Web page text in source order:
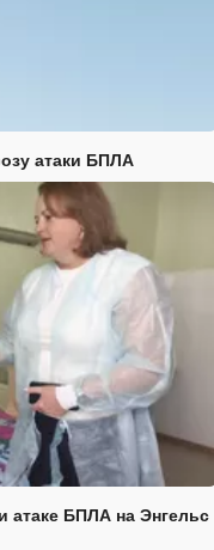
атаки БПЛА
атаке БПЛА на Энгельс